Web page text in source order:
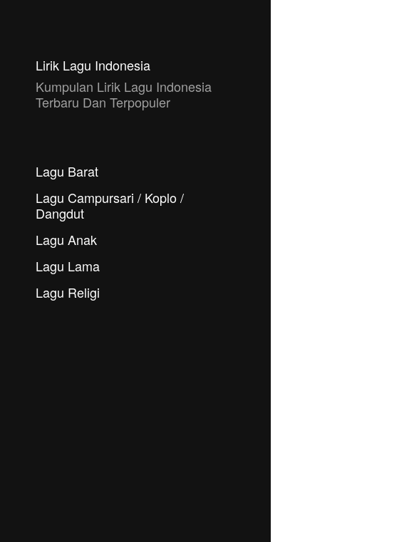
Lirik Lagu Indonesia
Kumpulan Lirik Lagu Indonesia
Terbaru Dan Terpopuler
Lagu Barat
Lagu Campursari / Koplo /
Dangdut
Lagu Anak
Lagu Lama
Lagu Religi